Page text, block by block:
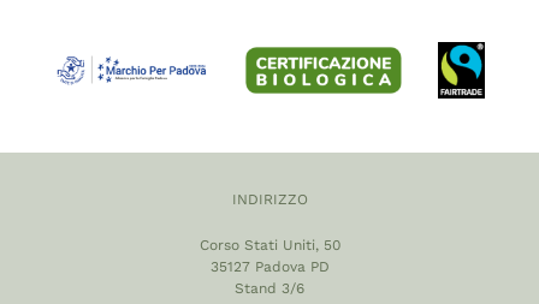
INDIRIZZO
Corso Stati Uniti, 50
35127 Padova PD
Stand 3/6